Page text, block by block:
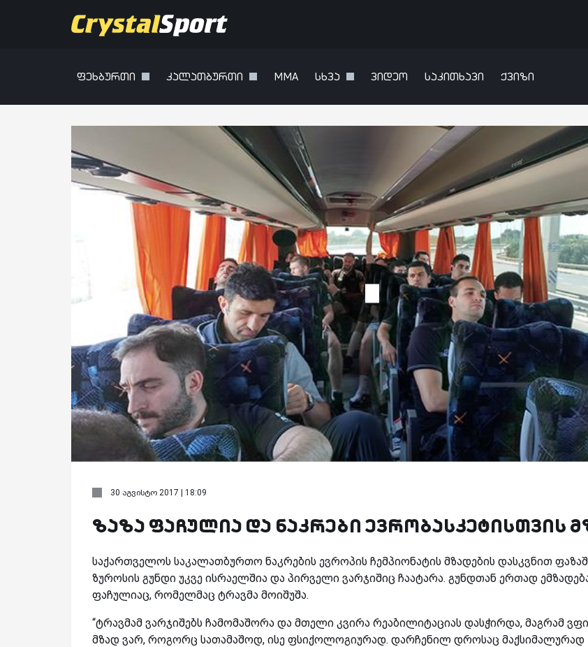
ფეხბურთი კალათბურთი MMA სხვა ვიდეო საკითხავი ქვიზი
30 აგვისტო 2017 | 18:09
ზაზა ფაჩულია და ნაკრები ევრობასკეტისთვის
საქართველოს საკალათბურთო ნაკრების ევროპის ჩემპიონატის მზადების დასკვნით
ზუროსის გუნდი უკვე ისრაელშია და პირველი ვარჯიშიც ჩაატარა. გუნდთან ერთად
ფაჩულიაც, რომელმაც ტრავმა მოიშუშა.
“ტრავმამ ვარჯიშებს ჩამომაშორა და მთელი კვირა რეაბილიტაციას დასჭირდა, მაგრამ
მზად ვარ, როგორც სათამაშოდ, ისე ფსიქოლოგიურად. დარჩენილ დროსაც მაქსიმალურად